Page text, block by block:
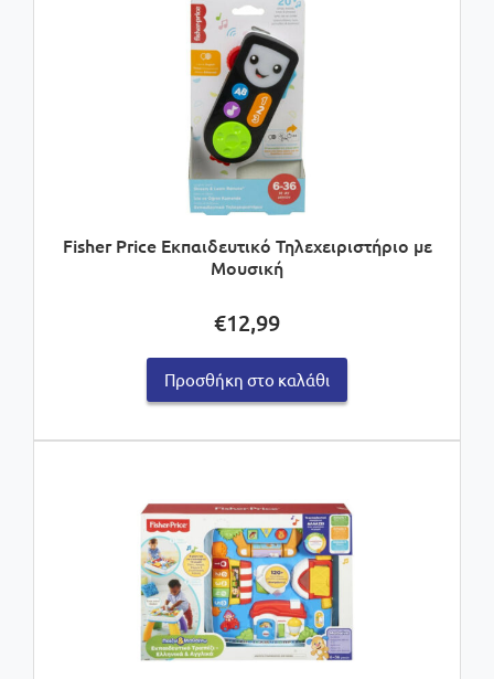
Fisher Price Εκπαιδευτικό Τηλεχειριστήριο με
Μουσική
€12,99
Προσθήκη στο καλάθι